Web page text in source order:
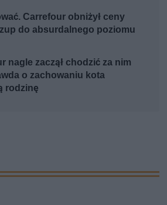
Carrefour obniżył ceny
do absurdalnego poziomu
nagle zaczął chodzić za nim
o zachowaniu kota
rodzinę